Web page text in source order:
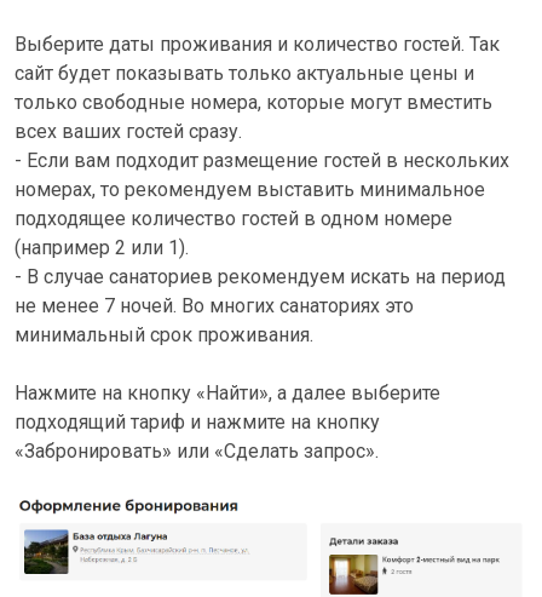
Выберите даты проживания и количество гостей. Так
сайт будет показывать только актуальные цены и
только свободные номера, которые могут вместить
всех ваших гостей сразу.
- Если вам подходит размещение гостей в нескольких
номерах, то рекомендуем выставить минимальное
подходящее количество гостей в одном номере
(например 2 или 1).
- В случае санаториев рекомендуем искать на период
не менее 7 ночей. Во многих санаториях это
минимальный срок проживания.
Нажмите на кнопку «Найти», а далее выберите
подходящий тариф и нажмите на кнопку
«Забронировать» или «Сделать запрос».